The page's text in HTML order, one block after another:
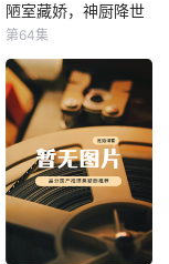
陋室藏娇，神厨降世
陋室藏娇，神厨降世
第64集